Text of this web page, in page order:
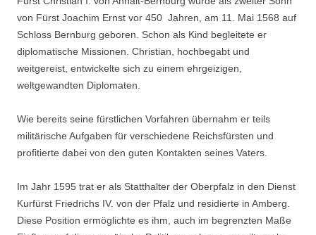
von Fürst Joachim Ernst vor 450 Jahren, am 11. Mai 1568 auf
Schloss Bernburg geboren. Schon als Kind begleitete er
diplomatische Missionen. Christian, hochbegabt und
weitgereist, entwickelte sich zu einem ehrgeizigen,
weltgewandten Diplomaten.
Wie bereits seine fürstlichen Vorfahren übernahm er teils
militärische Aufgaben für verschiedene Reichsfürsten und
profitierte dabei von den guten Kontakten seines Vaters.
Im Jahr 1595 trat er als Statthalter der Oberpfalz in den Dienst
Kurfürst Friedrichs IV. von der Pfalz und residierte in Amberg.
Diese Position ermöglichte es ihm, auch im begrenzten Maße